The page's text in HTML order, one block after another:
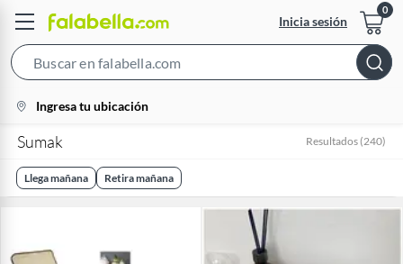
Inicia sesión
Bar
location-
icon
Ingresa tu ubicación
Sumak Resultados (240)
Llega mañana Retira mañana